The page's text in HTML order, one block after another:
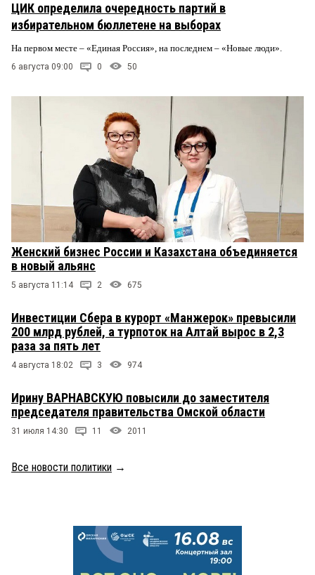
ЦИК определила очередность партий в
избирательном бюллетене на выборах
На первом месте – «Единая Россия», на последнем – «Новые люди».
6 августа 09:00 0 50
Женский бизнес России и Казахстана объединяется
в новый альянс
5 августа 11:14 2 675
Инвестиции Сбера в курорт «Манжерок» превысили
200 млрд рублей, а турпоток на Алтай вырос в 2,3
раза за пять лет
4 августа 18:02 3 974
Ирину ВАРНАВСКУЮ повысили до заместителя
председателя правительства Омской области
31 июля 14:30 11 2011
Все новости политики →